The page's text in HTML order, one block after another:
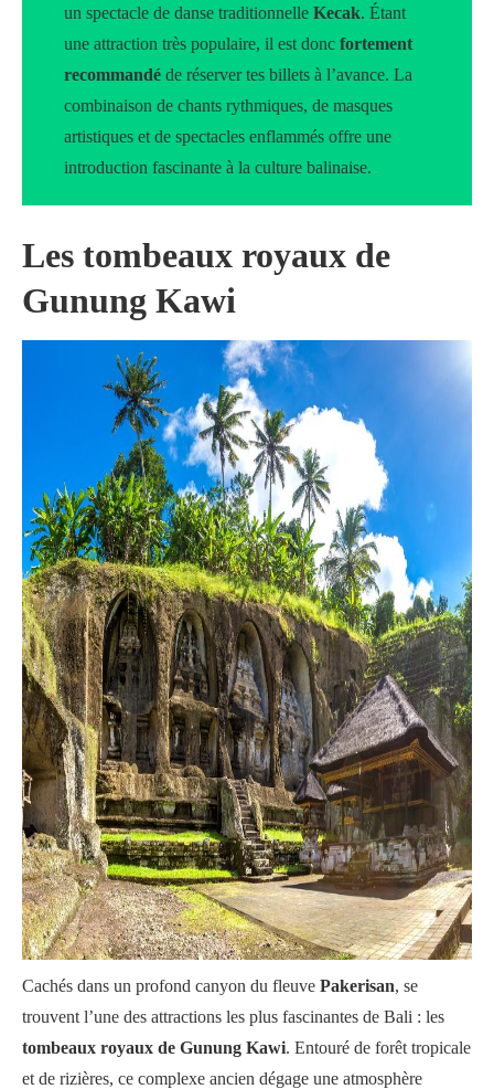
un spectacle de danse traditionnelle Kecak. Étant
une attraction très populaire, il est donc fortement
recommandé de réserver tes billets à l’avance. La
combinaison de chants rythmiques, de masques
artistiques et de spectacles enflammés offre une
introduction fascinante à la culture balinaise.
Les tombeaux royaux de
Gunung Kawi
Cachés dans un profond canyon du fleuve Pakerisan, se
trouvent l’une des attractions les plus fascinantes de Bali : les
tombeaux royaux de Gunung Kawi. Entouré de forêt tropicale
et de rizières, ce complexe ancien dégage une atmosphère